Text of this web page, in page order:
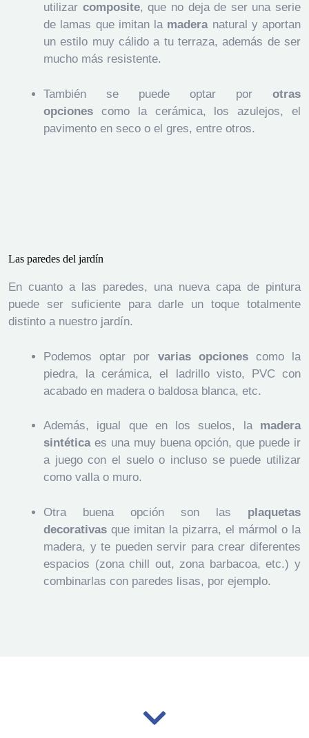
utilizar composite, que no deja de ser una serie
de lamas que imitan la madera natural y aportan
un estilo muy cálido a tu terraza, además de ser
mucho más resistente.
También se puede optar por otras
opciones como la cerámica, los azulejos, el
pavimento en seco o el gres, entre otros.
Las paredes del jardín
En cuanto a las paredes, una nueva capa de pintura
puede ser suficiente para darle un toque totalmente
distinto a nuestro jardín.
Podemos optar por varias opcionescomo la
piedra, la cerámica, el ladrillo visto, PVC con
acabado en madera o baldosa blanca, etc.
Además, igual que en los suelos, la madera
sintética es una muy buena opción, que puede ir
a juego con el suelo o incluso se puede utilizar
como valla o muro.
Otra buena opción son las plaquetas
decorativas que imitan la pizarra, el mármol o la
madera, y te pueden servir para crear diferentes
espacios (zona chill out, zona barbacoa, etc.) y
combinarlas con paredes lisas, por ejemplo.